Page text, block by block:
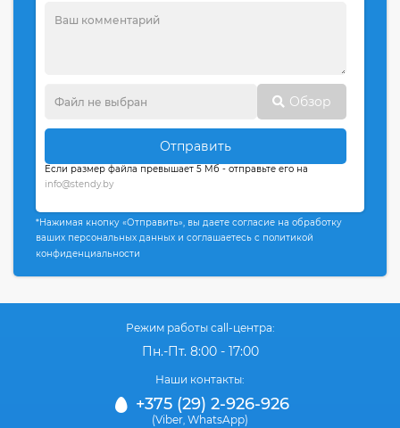
Обзор
Отправить
Если размер файла превышает 5 Мб - отправьте его на
info@stendy.by
*Нажимая кнопку «Отправить», вы даете согласие на обработку
ваших персональных данных и соглашаетесь с политикой
конфиденциальности
Режим работы call-центра:
Пн.-Пт. 8:00 - 17:00
Наши контакты:
+375 (29) 2-926-926
(Viber WhatsApp)